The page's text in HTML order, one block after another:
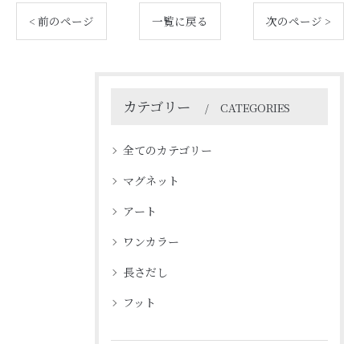
< 前のページ 一覧に戻る 次のページ >
カテゴリー CATEGORIES
全てのカテゴリー
マグネット
アート
ワンカラー
長さだし
フット